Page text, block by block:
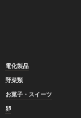
電化製品
野菜類
お菓子・スイーツ
卵